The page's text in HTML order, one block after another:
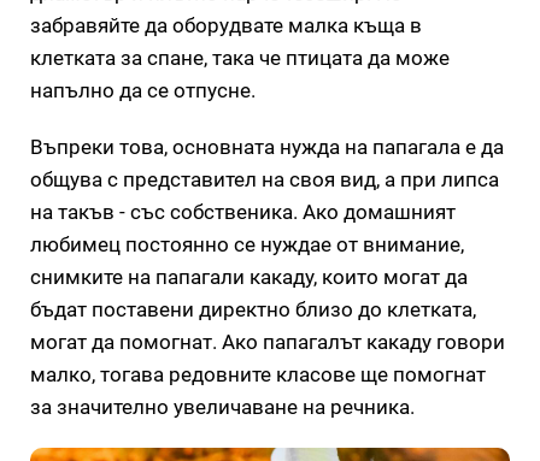
забравяйте да оборудвате малка къща в
клетката за спане, така че птицата да може
напълно да се отпусне.
Въпреки това, основната нужда на папагала е да
общува с представител на своя вид, а при липса
на такъв - със собственика. Ако домашният
любимец постоянно се нуждае от внимание,
снимките на папагали какаду, които могат да
бъдат поставени директно близо до клетката,
могат да помогнат. Ако папагалът какаду говори
малко, тогава редовните класове ще помогнат
за значително увеличаване на речника.